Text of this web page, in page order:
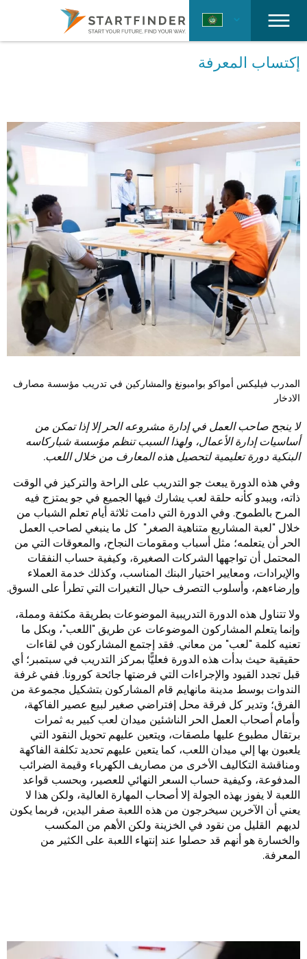
إكتساب المعرفة
المدرب فيليكس أمواكو بوامبونغ والمشاركين في تدريب مؤسسة مصارف
الادخار
لا ينجح صاحب العمل في إدارة مشروعه الحر إلا إذا تمكن من
أساسيات إدارة الأعمال، ولهذا السبب تنظم مؤسسة شباركاسه
البنكية دورة تعليمية لتحصيل هذه المعارف من خلال اللعب.
وفي هذه الدورة يبعث جو التدريب على الراحة والتركيز في الوقت
ذاته، ويبدو كأنه حلقة لعب يشارك فيها الجميع في جو يمتزج فيه
المرح بالطموح. وفي الدورة التي دامت ثلاثة أيام تعلم الشباب من
خلال "لعبة المشاريع متناهية الصغر" كل ما ينبغي لصاحب العمل
الحر أن يتعلمه؛ مثل أسباب ومقومات النجاح، والمعوقات التي من
المحتمل أن تواجهها الشركات الصغيرة، وكيفية حساب النفقات
والإيرادات، ومعايير اختيار البنك المناسب، وكذلك خدمة العملاء
وإرضاءهم، وأسلوب التصرف حيال التغيرات التي تطرأ على السوق.
ولا تتناول هذه الدورة التدريبية الموضوعات بطريقة مكثفة ومملة،
وإنما يتعلم المشاركون الموضوعات عن طريق "اللعب"، وبكل ما
تعنيه كلمة "لعب" من معاني. فقد إجتمع المشاركون في لقاءات
حقيقية حيث بدأت هذه الدورة فعليًّا بمركز التدريب في سبتمبر؛ أي
قبل تجدد القيود والإجراءات التي فرضتها جائحة كورونا. ففي غرفة
الندوات بوسط مدينة مانهايم قام المشاركون بتشكيل مجموعة من
الفرق؛ وتدير كل فرقة محل إفتراضي صغير لبيع عصير الفاكهة،
وأمام أصحاب العمل الحر الناشئين ميدان لعب كبير به ثمرات
برتقال مطبوع عليها ملصقات، ويتعين عليهم تحويل النقود التي
يلعبون بها إلي ميدان اللعب، كما يتعين عليهم تحديد تكلفة الفاكهة
ومناقشة التكاليف الأخرى من مصاريف الكهرباء وقيمة الضرائب
المدفوعة، وكيفية حساب السعر النهائي للعصير، وبحسب قواعد
اللعبة لا يفوز بهذه الجولة إلا أصحاب المهارة العالية، ولكن هذا لا
يعني أن الآخرين سيخرجون من هذه اللعبة صفر اليدين، فربما يكون
لديهم القليل من نقود في الخزينة ولكن الأهم من المكسب
والخسارة هو أنهم قد حصلوا عند إنتهاء اللعبة على الكثير من
المعرفة.